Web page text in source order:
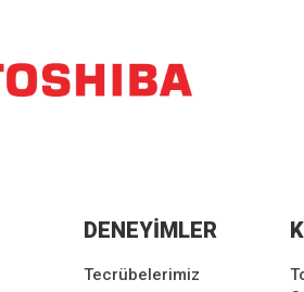
DENEYİMLER
Tecrübelerimiz